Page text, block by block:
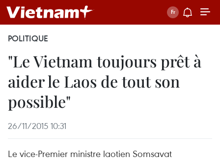
POLITIQUE
"Le Vietnam toujours prêt à
aider le Laos de tout son
possible"
26/11/2015 10:31
Le vice-Premier ministre laotien Somsavat